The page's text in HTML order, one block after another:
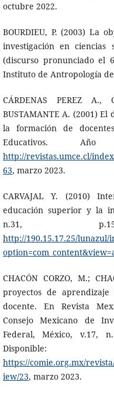
octubre 2022.
BOURDIEU, P. (2003) La
investigación en ciencias
(discurso pronunciado el
Instituto de Antropología
CÁRDENAS PEREZ A.,
BUSTAMANTE A. (2001)
la formación de
Educativos.
http://revistas.umce.cl/
63, marzo 2023.
CARVAJAL Y. (2010)
educación superior y la
n.31,
http://190.15.17.25/lunazul/
CHACÓN CORZO, M.;
proyectos de
docente. En Revista
Consejo Mexicano de
Federal, México, v.17,
Disponible:
https://comie.org.mx/
iew/23, marzo 2023.